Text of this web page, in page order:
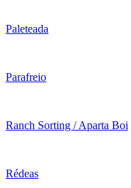
Paleteada
Parafreio
Ranch Sorting / Aparta Boi
Rédeas